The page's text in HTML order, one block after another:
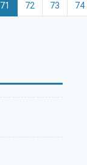
71 72 73 74